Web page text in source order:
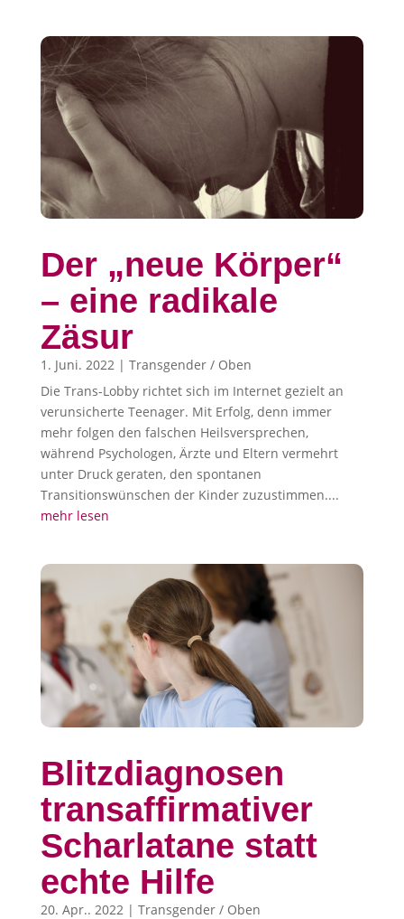
Der „neue Körper“
– eine radikale
Zäsur
1. Juni. 2022| Transgender / Oben
Die Trans-Lobby richtet sich im Internet gezielt an
verunsicherte Teenager. Mit Erfolg, denn immer
mehr folgen den falschen Heilsversprechen,
während Psychologen, Ärzte und Eltern vermehrt
unter Druck geraten, den spontanen
Transitionswünschen der Kinder zuzustimmen....
mehr lesen
Blitzdiagnosen
transaffirmativer
Scharlatane statt
echte Hilfe
20. Apr.. 2022 | Transgender / Oben